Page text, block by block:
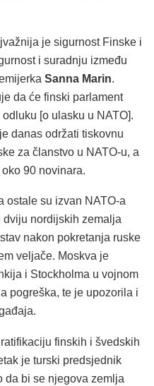
je sigurnost Finske i
i suradnju između
Sanna Marin.
da će finski parlament
[o ulasku u NATO].
danas održati tiskovnu
za članstvo u NATO-u, a
90 novinara.
ostale su izvan NATO-a
nordijskih zemalja
nakon pokretanja ruske
veljače. Moskva je
i Stockholma u vojnom
pogreška, te je upozorila i
finskih i švedskih
je turski predsjednik
da bi se njegova zemlja